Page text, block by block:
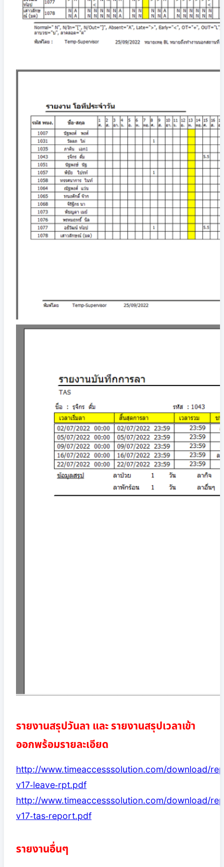
รายงานสรุปวันลา และ รายงานสรุปเวลาเข้า
ออกพร้อมรายละเอียด
http://www.timeaccesssolution.com/download/
v17-leave-rpt.pdf
http://www.timeaccesssolution.com/download/
v17-tas-report.pdf
รายงานอื่นๆ